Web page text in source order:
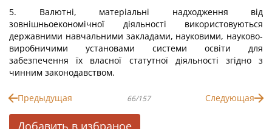
5. Валютні, матеріальні надходження від
зовнішньоекономічної діяльності використовуються
державними навчальними закладами, науковими, науково-
виробничими установами системи освіти для
забезпечення їх власної статутної діяльності згідно з
чинним законодавством.
Предыдущая 66/157 Следующая
Добавить в избраное